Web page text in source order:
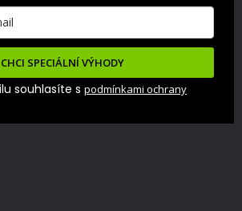
CHCI SPECIÁLNÍ VÝHODY
souhlasíte s podmínkami ochrany